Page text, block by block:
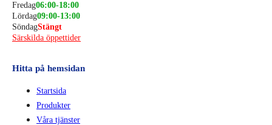
Fredag06:00-18:00
Lördag09:00-13:00
SöndagStängt
Särskilda öppettider
Hitta på hemsidan
Startsida
Produkter
Våra tjänster